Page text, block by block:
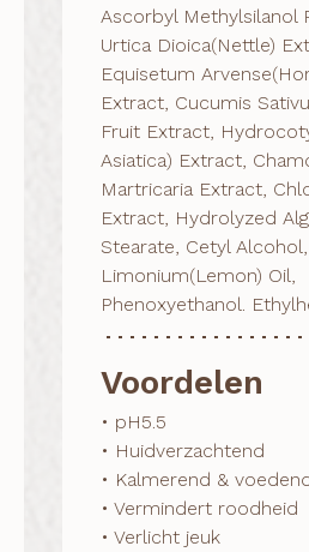
Ascorbyl Methylsilanol
Urtica Dioica(Nettle)
Equisetum
Extract, Cucumis
Fruit Extract,
Asiatica) Extract,
Martricaria Extract,
Extract, Hydrolyzed
Stearate, Cetyl
Limonium(Lemon) Oil,
Phenoxyethanol.
Voordelen
• pH5.5
• Huidverzachtend
• Kalmerend &
• Vermindert roodheid
• Verlicht jeuk